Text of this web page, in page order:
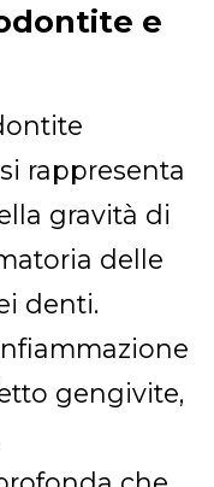
e
rappresenta
gravità di
delle
denti.
gengivite,